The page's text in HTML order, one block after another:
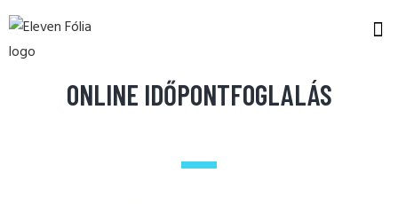
ONLINE IDŐPONTFOGLALÁS